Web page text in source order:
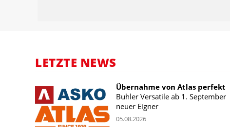
LETZTE NEWS
Übernahme von Atlas perfekt
Buhler Versatile ab 1. September
neuer Eigner
05.08.2026